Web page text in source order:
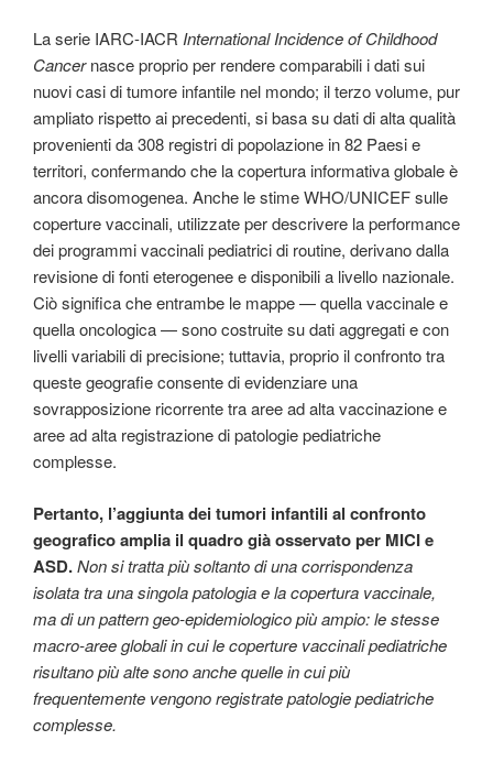
La serie IARC-IACR International Incidence of Childhood
Cancernasce proprio per rendere comparabili i dati sui
nuovi casi di tumore infantile nel mondo; il terzo volume, pur
ampliato rispetto ai precedenti, si basa su dati di alta qualità
provenienti da 308 registri di popolazione in 82 Paesi e
territori, confermando che la copertura informativa globale è
ancora disomogenea. Anche le stime WHO/UNICEF sulle
coperture vaccinali, utilizzate per descrivere la performance
dei programmi vaccinali pediatrici di routine, derivano dalla
revisione di fonti eterogenee e disponibili a livello nazionale.
Ciò significa che entrambe le mappe — quella vaccinale e
quella oncologica — sono costruite su dati aggregati e con
livelli variabili di precisione; tuttavia, proprio il confronto tra
queste geografie consente di evidenziare una
sovrapposizione ricorrente tra aree ad alta vaccinazione e
aree ad alta registrazione di patologie pediatriche
complesse.
Pertanto, l’aggiunta dei tumori infantili al confronto
geografico amplia il quadro già osservato per MICI e
ASD.Non si tratta più soltanto di una corrispondenza
isolata tra una singola patologia e la copertura vaccinale,
ma di un pattern geo-epidemiologico più ampio: le stesse
macro-aree globali in cui le coperture vaccinali pediatriche
risultano più alte sono anche quelle in cui più
frequentemente vengono registrate patologie pediatriche
complesse.